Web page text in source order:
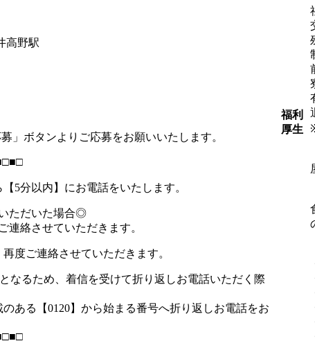
高野駅
」ボタンよりご応募をお願いいたします。
5分以内】にお電話をいたします。
ただいた場合◎
連絡させていただきます。
度ご連絡させていただきます。
なるため、着信を受けて折り返しお電話いただく際
ある【0120】から始まる番号へ折り返しお電話をお
福利
厚生